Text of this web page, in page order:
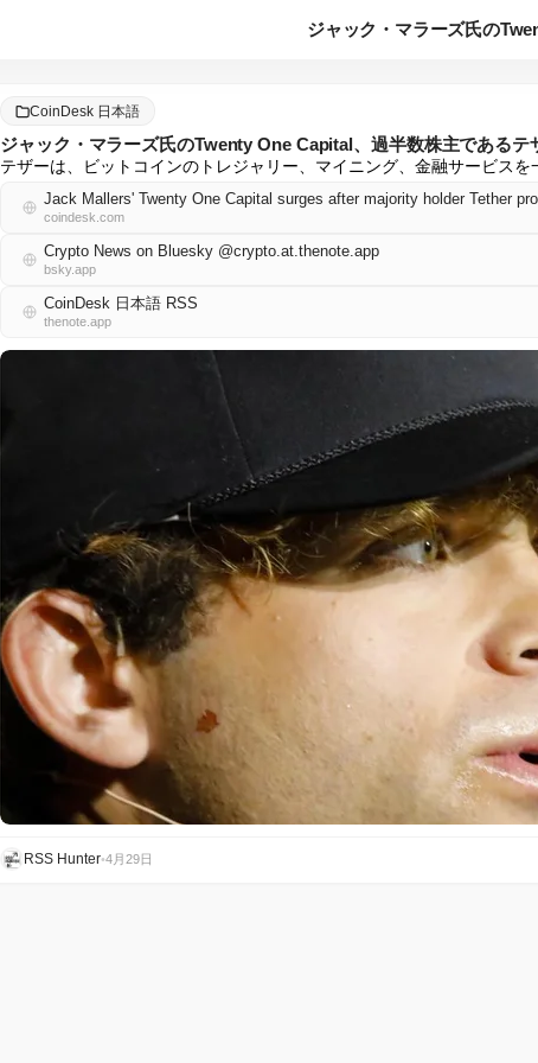
CoinDesk 日本語
ジャック・マラーズ氏のTwenty One Capital、過半数株主であるテ
テザーは、ビットコインのトレジャリー、マイニング、金融サービスを
Jack Mallers' Twenty One Capital surges after majority holder Tether
coindesk.com
Crypto News on Bluesky @crypto.at.thenote.app
bsky.app
CoinDesk 日本語 RSS
thenote.app
RSS Hunter•4月29日